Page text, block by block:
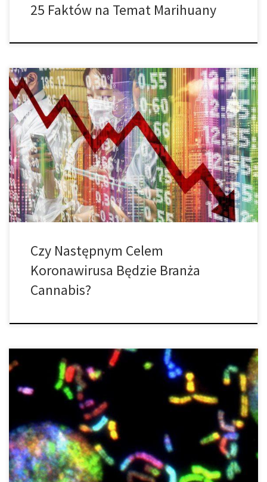
25 Faktów na Temat Marihuany
Marihuana cieszy się ogromnym poparciem na całym świecie ze
względu na swoje właściwości medyczne. Coraz więcej krajów na
świecie akceptuje zarówno medyczną jak i rekreacyjną
marihuanę. Jednak w obliczu wybuchu koronawirusa… czy
przemysł cannabis również może być w niebezpieczeństwie?
Koronawirus wpłynął na wielu producentów prowadzących swoją
działalność w Chinach. Rynek […]
Czy Następnym Celem
Koronawirusa Będzie Branża
Cannabis?
Nowo potwierdzona ilość przypadków COVID-19 dziennie w USA
przekracza 50,000, bijąc jakiekolwiek rekordy na całym świecie.
FILADELFIA: Przez dwa tygodnie Rachael Jones przebywała w
domu, bez wypłaty, czekając na wyniki testu COVID-19 z apteki
niedaleko Filadelfii. „Jestem po prostu bardzo rozczarowana. Po
prostu nie rozumiem dlaczego – biorąc pod uwagę […]